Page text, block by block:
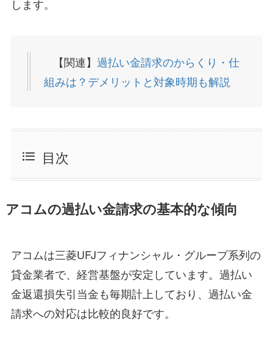
します。
【関連】 過払い金請求のからくり・仕
組みは？デメリットと対象時期も解説
目次
アコムの過払い金請求の基本的な傾向
アコムは三菱UFJフィナンシャル・グループ系列の
貸金業者で、経営基盤が安定しています。過払い
金返還損失引当金も毎期計上しており、過払い金
請求への対応は比較的良好です。